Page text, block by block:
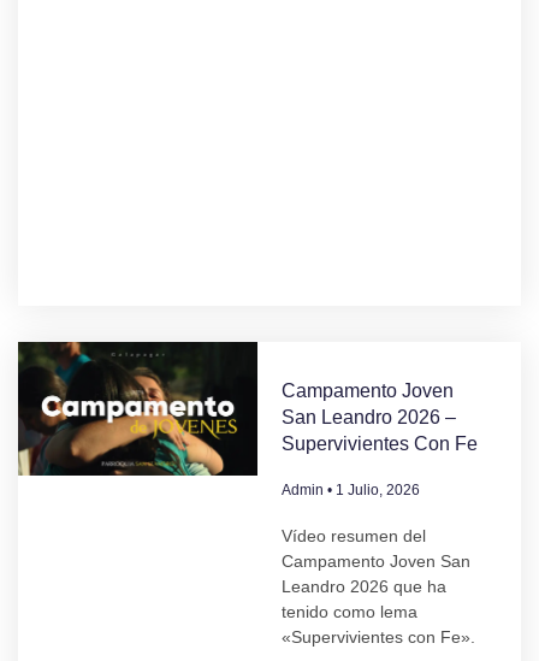
Campamento Joven
San Leandro 2026 –
Supervivientes Con Fe
Admin 1 Julio, 2026
Vídeo resumen del
Campamento Joven San
Leandro 2026 que ha
tenido como lema
«Supervivientes con Fe».